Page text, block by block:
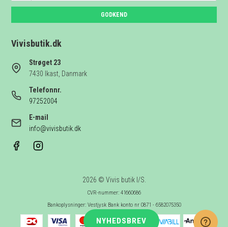
GODKEND
Vivisbutik.dk
Strøget 23
7430 Ikast, Danmark
Telefonnr.
97252004
E-mail
info@vivisbutik.dk
2026 © Vivis butik I/S.
CVR-nummer: 41660686
Bankoplysninger: Vestjysk Bank konto nr 0871 - 6582075350
NYHEDSBREV